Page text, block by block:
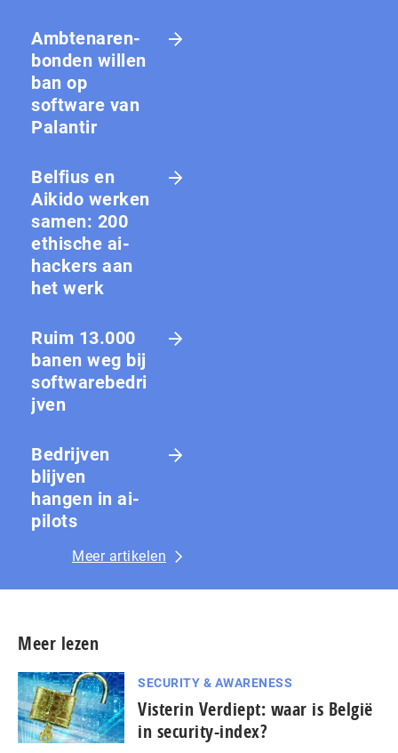
Amb­te­na­ren­
bon­den willen
ban op
software van
Palantir
Belfius en
Aikido werken
samen: 200
ethische ai-
hackers aan
het werk
Ruim 13.000
banen weg bij
softwarebedri
jven
Bedrijven
blijven
hangen in ai-
pilots
Meer artikelen
Meer lezen
SECURITY & AWARENESS
Visterin Verdiept: waar is België
in security-index?